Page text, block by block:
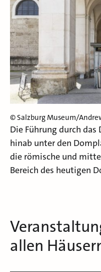
© Salzburg Museum/
Die Führung durch
hinab unter den
die römische und
Bereich des heutigen
allen